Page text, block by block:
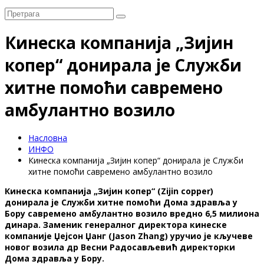
Кинеска компанија „Зијин
копер“ донирала је Служби
хитне помоћи савремено
амбулантно возило
Насловна
ИНФО
Кинеска компанија „Зијин копер“ донирала је Служби
хитне помоћи савремено амбулантно возило
Кинеска компанија „Зијин копер“ (Zijin copper)
донирала је Служби хитне помоћи Дома здравља у
Бору савремено амбулантно возило вредно 6,5 милиона
динара. Заменик генералног директора кинеске
компаније Џејсон Џанг (Jason Zhang) уручио је кључеве
новог возила др Весни Радосављевић директорки
Дома здравља у Бору.